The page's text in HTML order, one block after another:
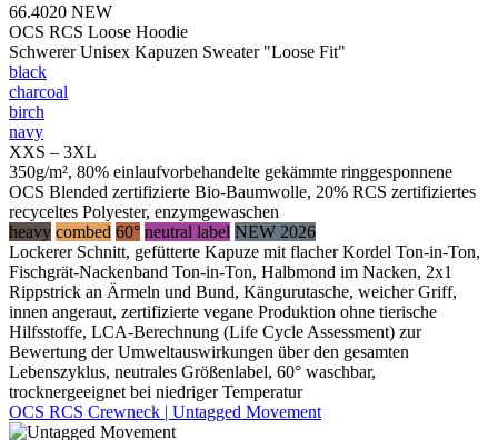
66.4020 NEW
OCS RCS Loose Hoodie
Schwerer Unisex Kapuzen Sweater "Loose Fit"
black
charcoal
birch
navy
XXS – 3XL
350g/m², 80% einlaufvorbehandelte gekämmte ringgesponnene
OCS Blended zertifizierte Bio-Baumwolle, 20% RCS zertifiziertes
recyceltes Polyester, enzymgewaschen
heavy combed 60° neutral label NEW 2026
Lockerer Schnitt, gefütterte Kapuze mit flacher Kordel Ton-in-Ton,
Fischgrät-Nackenband Ton-in-Ton, Halbmond im Nacken, 2x1
Rippstrick an Ärmeln und Bund, Kängurutasche, weicher Griff,
innen angeraut, zertifizierte vegane Produktion ohne tierische
Hilfsstoffe, LCA-Berechnung (Life Cycle Assessment) zur
Bewertung der Umweltauswirkungen über den gesamten
Lebenszyklus, neutrales Größenlabel, 60° waschbar,
trocknergeeignet bei niedriger Temperatur
OCS RCS Crewneck | Untagged Movement